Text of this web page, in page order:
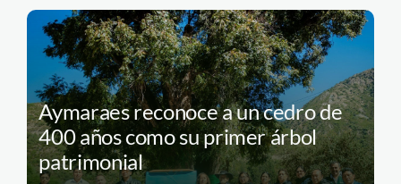
Aymaraes reconoce a un cedro de
400 años como su primer árbol
patrimonial